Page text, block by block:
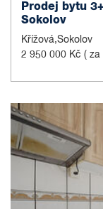
Prodej bytu
Sokolov
Křížová,Sokolov
2 950 000 Kč ( za